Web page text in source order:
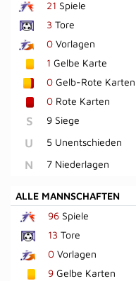
21 Spiele
3 Tore
0 Vorlagen
1 Gelbe Karte
0 Gelb-Rote Karten
0 Rote Karten
S 9 Siege
U 5 Unentschieden
N 7 Niederlagen
ALLE MANNSCHAFTEN
96 Spiele
13 Tore
0 Vorlagen
9 Gelbe Karten